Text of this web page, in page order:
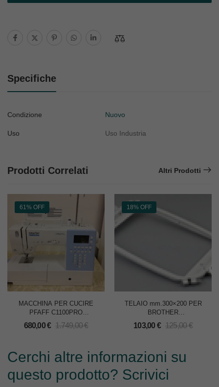
Specifiche
Condizione Nuovo
Uso Uso Industria
Prodotti Correlati Altri Prodotti
61% OFF
MACCHINA PER CUCIRE
PFAFF C1100PRO
SMARTER
680,00€ 1.749,00€
18% OFF
TELAIO mm.300×200 PER
BROTHER
PR600/PR600II/PR620/PR650/
103,00 € 125,00€
Cerchi altre informazioni su
questo prodotto? Scrivici